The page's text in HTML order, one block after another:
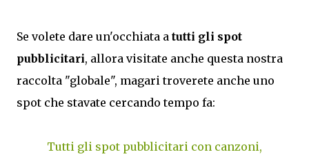
Se volete dare un'occhiata a tutti gli spot
pubblicitari, allora visitate anche questa nostra
raccolta "globale", magari troverete anche uno
spot che stavate cercando tempo fa:
Tutti gli spot pubblicitari con canzoni,